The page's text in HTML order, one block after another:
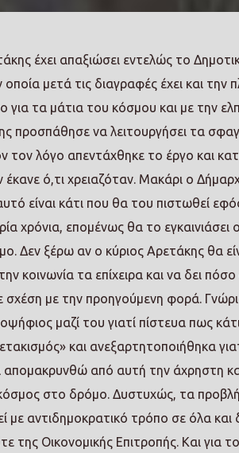
έχει απαξιώσει εντελώς το
οποία μετά τις διαγραφές έχει και
για τα μάτια του κόσμου και με την
προσπάθησε να λειτουργήσει τα
τον λόγο απεντάχθηκε το έργο και
έκανε ό,τι χρειαζόταν. Μακάρι ο
είναι κάτι που θα του πιστωθεί
χρόνια, επομένως θα το
Δεν ξέρω αν ο κύριος Αρετάκης θα
κοινωνία τα επίχειρα και να δει
με την προηγούμενη φορά.
μαζί του γιατί πίστευα πως
και ανεξαρτητοποιήθηκα
απομακρυνθώ από αυτή την άχρηστη
κόσμος στο δρόμο. Δυστυχώς, τα
με αντιδημοκρατικό τρόπο σε όλα
της Οικονομικής Επιτροπής. Και